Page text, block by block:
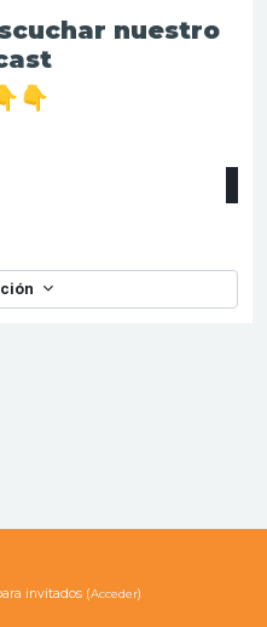
nuestro
invitados (Acceder)